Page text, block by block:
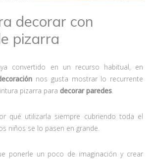
decorar con
pizarra
convertido en un recurso habitual, en
nos gusta mostrar lo recurrente
pizarra para decorar paredes
qué utilizarla siempre cubriendo toda el
niños se lo pasen en grande.
ponerle un poco de imaginación y crear